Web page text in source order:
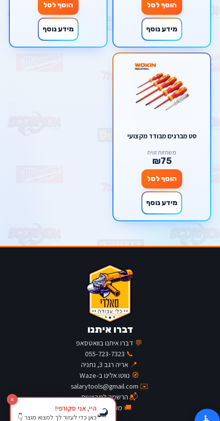
הוסף לסל
מידע נוסף
הוסף לסל
מידע נוסף
סט מברגים מבודד מקצועי
משחזות זווית
₪75
הוסף לסל
מידע נוסף
דברו איתנו
💬 דברו איתנו בוואטסאפ
📞
055-723-7323
📍 אריה רגב 3, נתניה
🧭 נווטו אלינו ב-Waze
✉️
salarytools@gmail.com
📬הרשמה למבצעים
🚚 מעקב משלוח
×
🦂היי, אני סקורפי!
כאן כדי לעזור לך למצוא מוצר 👇